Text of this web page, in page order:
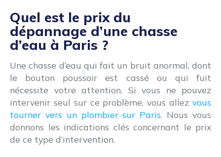
Quel est le prix du
dépannage d’une chasse
d’eau à Paris ?
Une chasse d’eau qui fait un bruit anormal, dont
le bouton poussoir est cassé ou qui fuit
nécessite votre attention. Si vous ne pouvez
intervenir seul sur ce problème, vous allez vous
tourner vers un plombier sur Paris. Nous vous
donnons les indications clés concernant le prix
de ce type d’intervention.